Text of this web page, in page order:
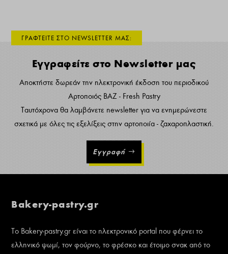
ΓΡΑΦΤΕΙΤΕ ΣΤΟ NEWSLETTER ΜΑΣ:
Εγγραφείτε στο Newsletter μας
Αποκτήστε δωρεάν την ηλεκτρονική έκδοση του περιοδικού
Αρτοποιός ΒΑΖ - Fresh Pastry
Ταυτόχρονα θα λαμβάνετε newsletter για να ενημερώνεστε
σχετικά με όλες τις εξελίξεις στην αρτοποιία - ζαχαροπλαστική.
Εγγραφή
Bakery-pastry.gr
Το Bakery-pastry.gr είναι το ηλεκτρονικό portal που φέρνει το
ελληνικό ψωμί, τον φούρνο, το φρέσκο και έτοιμο σνακ από το